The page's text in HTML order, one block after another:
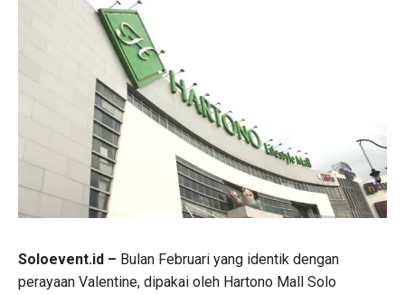
Soloevent.id – Bulan Februari yang identik dengan
perayaan Valentine, dipakai oleh Hartono Mall Solo